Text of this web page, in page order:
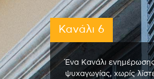
Κανάλι 6
Ένα Κανάλι
ψυχαγωγίας, χωρίς